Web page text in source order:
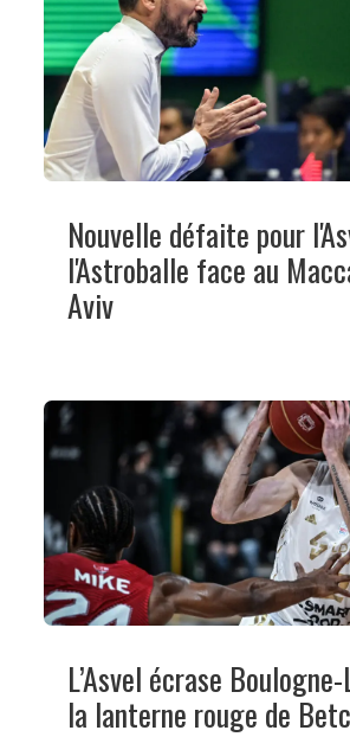
Nouvelle défaite pour
l'Astroballe face au
Aviv
L’Asvel écrase
la lanterne rouge de